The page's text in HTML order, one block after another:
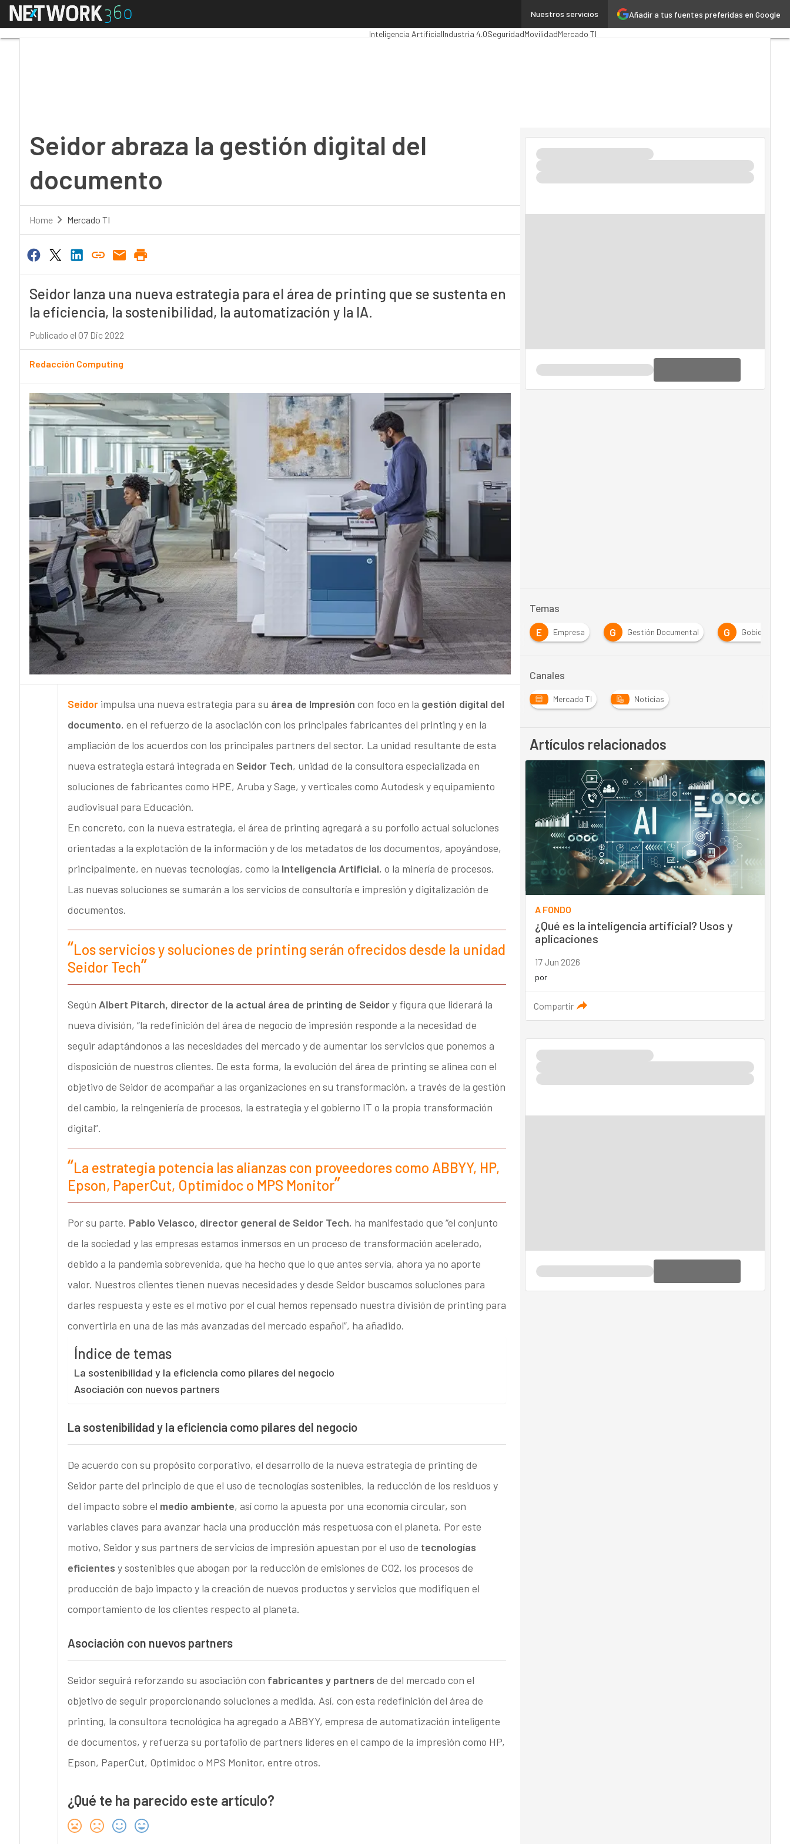
Añadir a tus fuentes preferidas en Google
Nuestros servicios
Menú Administración PúblicaMarTechCloud
Inteligencia ArtificialIndustria 4.0SeguridadMovilidadMercado TI
Seidor abraza la gestión digital del
documento
Home Mercado TI
Seidor lanza una nueva estrategia para el área de printing que se sustenta en
la eficiencia, la sostenibilidad, la automatización y la IA.
Publicado el 07 Dic 2022
Redacción Computing
Seidorimpulsa una nueva estrategia para su área de Impresión con foco en la gestión digital del
documento, en el refuerzo de la asociación con los principales fabricantes del printing y en la
ampliación de los acuerdos con los principales partners del sector. La unidad resultante de esta
nueva estrategia estará integrada en Seidor Tech, unidad de la consultora especializada en
soluciones de fabricantes como HPE, Aruba y Sage, y verticales como Autodesk y equipamiento
audiovisual para Educación.
En concreto, con la nueva estrategia, el área de printing agregará a su porfolio actual soluciones
orientadas a la explotación de la información y de los metadatos de los documentos, apoyándose,
principalmente, en nuevas tecnologías, como la Inteligencia Artificial, o la minería de procesos.
Las nuevas soluciones se sumarán a los servicios de consultoría e impresión y digitalización de
documentos.
Los servicios y soluciones de printing serán ofrecidos desde la unidad
Seidor Tech
Según Albert Pitarch, director de la actual área de printing de Seidory figura que liderará la
nueva división, “la redefinición del área de negocio de impresión responde a la necesidad de
seguir adaptándonos a las necesidades del mercado y de aumentar los servicios que ponemos a
disposición de nuestros clientes. De esta forma, la evolución del área de printing se alinea con el
objetivo de Seidor de acompañar a las organizaciones en su transformación, a través de la gestión
del cambio, la reingeniería de procesos, la estrategia y el gobierno IT o la propia transformación
digital”.
La estrategia potencia las alianzas con proveedores como ABBYY, HP,
Epson, PaperCut, Optimidoc o MPS Monitor
Por su parte, Pablo Velasco, director general de Seidor Tech, ha manifestado que “el conjunto
de la sociedad y las empresas estamos inmersos en un proceso de transformación acelerado,
debido a la pandemia sobrevenida, que ha hecho que lo que antes servía, ahora ya no aporte
valor. Nuestros clientes tienen nuevas necesidades y desde Seidor buscamos soluciones para
darles respuesta y este es el motivo por el cual hemos repensado nuestra división de printing para
convertirla en una de las más avanzadas del mercado español”, ha añadido.
Índice de temas
La sostenibilidad y la eficiencia como pilares del negocio
Asociación con nuevos partners
La sostenibilidad y la eficiencia como pilares del negocio
De acuerdo con su propósito corporativo, el desarrollo de la nueva estrategia de printing de
Seidor parte del principio de que el uso de tecnologías sostenibles, la reducción de los residuos y
del impacto sobre el medio ambiente, así como la apuesta por una economía circular, son
variables claves para avanzar hacia una producción más respetuosa con el planeta. Por este
motivo, Seidor y sus partners de servicios de impresión apuestan por el uso de tecnologías
eficientes y sostenibles que abogan por la reducción de emisiones de CO2, los procesos de
producción de bajo impacto y la creación de nuevos productos y servicios que modifiquen el
comportamiento de los clientes respecto al planeta.
Asociación con nuevos partners
Seidor seguirá reforzando su asociación con fabricantes y partners de del mercado con el
objetivo de seguir proporcionando soluciones a medida. Así, con esta redefinición del área de
printing, la consultora tecnológica ha agregado a ABBYY, empresa de automatización inteligente
de documentos, y refuerza su portafolio de partners líderes en el campo de la impresión como HP,
Epson, PaperCut, Optimidoc o MPS Monitor, entre otros.
¿Qué te ha parecido este artículo?
Temas
A
Acuerdos E Empresa G Gestión Documental G Gobierno
Canales
Mercado TI Noticias
Artículos relacionados
A FONDO
¿Qué es la inteligencia artificial? Usos y
aplicaciones
17 Jun 2026
por
Compartir